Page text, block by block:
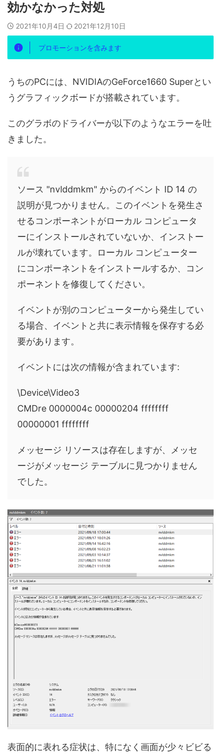
効かなかった対処
2021年10月4日 2021年12月10日
プロモーションを含みます
うちのPCには、NVIDIAのGeForce1660 Superとい
うグラフィックボードが搭載されています。
このグラボのドライバーが以下のようなエラーを吐
きました。
ソース "nvlddmkm" からのイベント ID 14 の
説明が見つかりません。このイベントを発生さ
せるコンポーネントがローカル コンピュータ
ーにインストールされていないか、インストー
ルが壊れています。ローカル コンピューター
にコンポーネントをインストールするか、コン
ポーネントを修復してください。
イベントが別のコンピューターから発生してい
る場合、イベントと共に表示情報を保存する必
要があります。
イベントには次の情報が含まれています:
\Device\Video3
CMDre 0000004c 00000204 ffffffff
00000001 ffffffff
メッセージ リソースは存在しますが、メッセ
ージがメッセージ テーブルに見つかりません
でした。
表面的に表れる症状は、特になく画面が少々ビビる